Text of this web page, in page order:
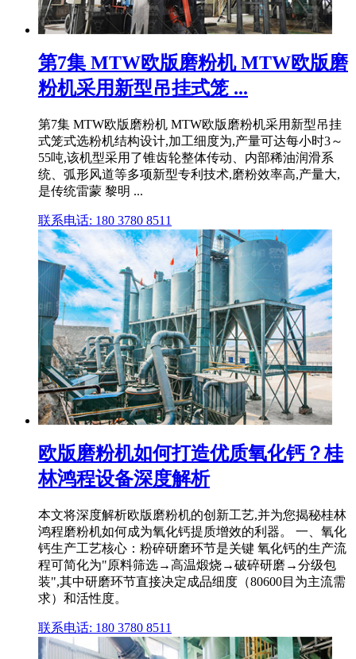
第7集 MTW欧版磨粉机 MTW欧版磨
粉机采用新型吊挂式笼 ...
第7集 MTW欧版磨粉机 MTW欧版磨粉机采用新型吊挂
式笼式选粉机结构设计,加工细度为,产量可达每小时3～
55吨,该机型采用了锥齿轮整体传动、内部稀油润滑系
统、弧形风道等多项新型专利技术,磨粉效率高,产量大,
是传统雷蒙 黎明 ...
联系电话: 180 3780 8511
欧版磨粉机如何打造优质氧化钙？桂
林鸿程设备深度解析
本文将深度解析欧版磨粉机的创新工艺,并为您揭秘桂林
鸿程磨粉机如何成为氧化钙提质增效的利器。 一、氧化
钙生产工艺核心：粉碎研磨环节是关键 氧化钙的生产流
程可简化为"原料筛选→高温煅烧→破碎研磨→分级包
装",其中研磨环节直接决定成品细度（80600目为主流需
求）和活性度。
联系电话: 180 3780 8511